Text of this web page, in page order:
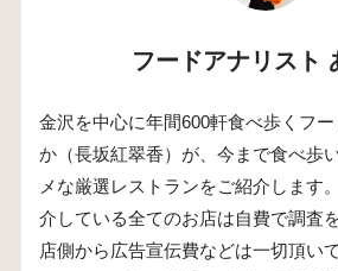
フードアナリスト
金沢を中心に年間600軒食べ歩くフ
か（長坂紅翠香）が、今まで食べ歩
メな厳選レストランをご紹介します
介している全てのお店は自費で調査
店側から広告宣伝費などは一切頂い